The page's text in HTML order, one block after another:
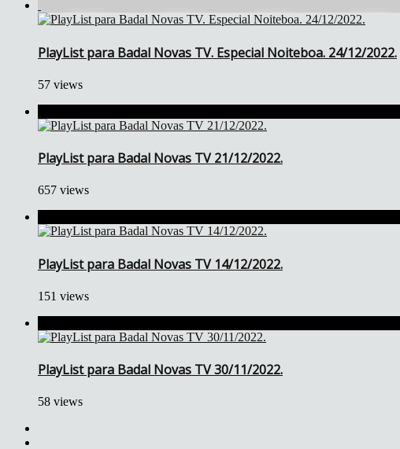
PlayList para Badal Novas TV. Especial Noiteboa. 24/12/2022.
57 views
PlayList para Badal Novas TV 21/12/2022.
657 views
PlayList para Badal Novas TV 14/12/2022.
151 views
PlayList para Badal Novas TV 30/11/2022.
58 views